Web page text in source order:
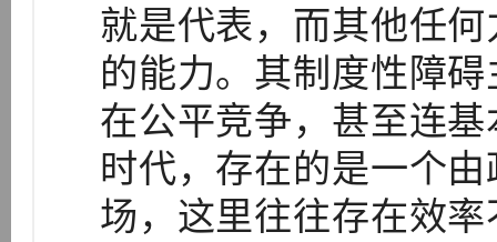
就是代表，而其他任
的能力。其制度性障
在公平竞争，甚至连
时代，存在的是一个
场，这里往往存在效